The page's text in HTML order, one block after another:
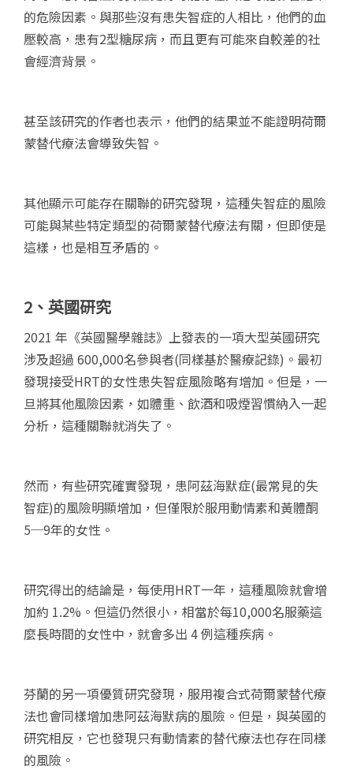
的危險因素。與那些沒有患失智症的人相比，他們的血
壓較高，患有2型糖尿病，而且更有可能來自較差的社
會經濟背景。
甚至該研究的作者也表示，他們的結果並不能證明荷爾
蒙替代療法會導致失智。
其他顯示可能存在關聯的研究發現，這種失智症的風險
可能與某些特定類型的荷爾蒙替代療法有關，但即使是
這樣，也是相互矛盾的。
2 、英國研究
2021 年《英國醫學雜誌》上發表的一項大型英國研究
涉及超過 600,000名參與者(同樣基於醫療記錄)。最初
發現接受HRT的女性患失智症風險略有增加。但是，一
旦將其他風險因素，如體重、飲酒和吸煙習慣納入一起
分析，這種關聯就消失了。
然而，有些研究確實發現，患阿茲海默症(最常見的失
智症)的風險明顯增加，但僅限於服用動情素和黃體酮
5─9年的女性。
研究得出的結論是，每使用HRT一年，這種風險就會增
加約 1.2%。但這仍然很小，相當於每10,000名服藥這
麼長時間的女性中，就會多出 4 例這種疾病。
芬蘭的另一項優質研究發現，服用複合式荷爾蒙替代療
法也會同樣增加患阿茲海默病的風險。但是，與英國的
研究相反，它也發現只有動情素的替代療法也存在同樣
的風險。